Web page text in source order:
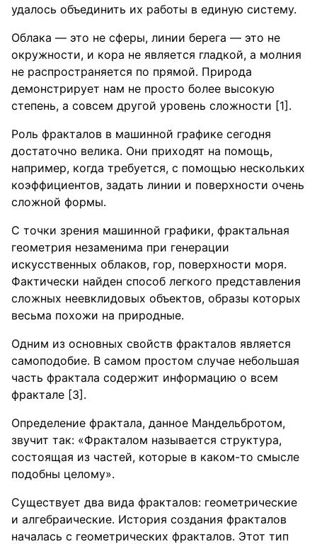
удалось объединить их работы в единую систему.
Облака — это не сферы, линии берега — это не
окружности, и кора не является гладкой, а молния
не распространяется по прямой. Природа
демонстрирует нам не просто более высокую
степень, а совсем другой уровень сложности [1].
Роль фракталов в машинной графике сегодня
достаточно велика. Они приходят на помощь,
например, когда требуется, с помощью нескольких
коэффициентов, задать линии и поверхности очень
сложной формы.
С точки зрения машинной графики, фрактальная
геометрия незаменима при генерации
искусственных облаков, гор, поверхности моря.
Фактически найден способ легкого представления
сложных неевклидовых объектов, образы которых
весьма похожи на природные.
Одним из основных свойств фракталов является
самоподобие. В самом простом случае небольшая
часть фрактала содержит информацию о всем
фрактале [3].
Определение фрактала, данное Мандельбротом,
звучит так: «Фракталом называется структура,
состоящая из частей, которые в каком-то смысле
подобны целому».
Существует два вида фракталов: геометрические
и алгебраические. История создания фракталов
началась с геометрических фракталов. Этот тип